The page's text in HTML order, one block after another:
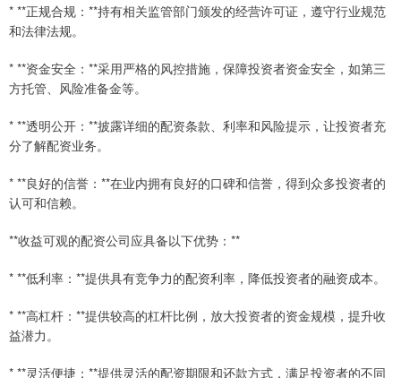
* **正规合规：**持有相关监管部门颁发的经营许可证，遵守行业规范
和法律法规。
* **资金安全：**采用严格的风控措施，保障投资者资金安全，如第三
方托管、风险准备金等。
* **透明公开：**披露详细的配资条款、利率和风险提示，让投资者充
分了解配资业务。
* **良好的信誉：**在业内拥有良好的口碑和信誉，得到众多投资者的
认可和信赖。
**收益可观的配资公司应具备以下优势：**
* **低利率：**提供具有竞争力的配资利率，降低投资者的融资成本。
* **高杠杆：**提供较高的杠杆比例，放大投资者的资金规模，提升收
益潜力。
* **灵活便捷：**提供灵活的配资期限和还款方式，满足投资者的不同